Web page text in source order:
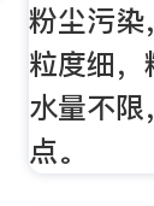
粉尘污染
粒度细
水量不
点。